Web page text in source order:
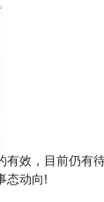
效，目前仍有
态动向!